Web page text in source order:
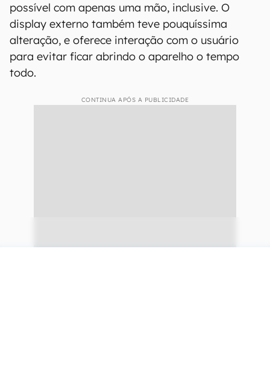
possível com apenas uma mão, inclusive. O
display externo também teve pouquíssima
alteração, e oferece interação com o usuário
para evitar ficar abrindo o aparelho o tempo
todo.
CONTINUA APÓS A PUBLICIDADE